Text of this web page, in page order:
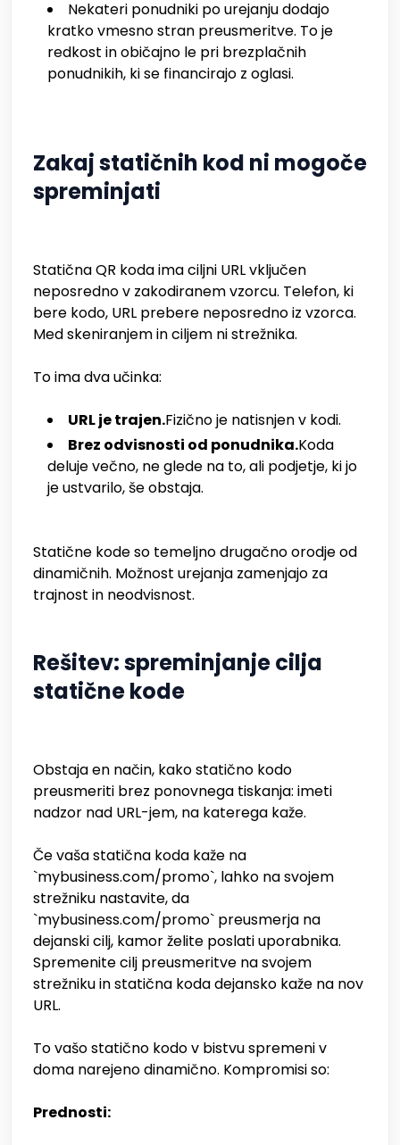
Nekateri ponudniki po urejanju dodajo
kratko vmesno stran preusmeritve. To je
redkost in običajno le pri brezplačnih
ponudnikih, ki se financirajo z oglasi.
Zakaj statičnih kod ni mogoče
spreminjati
Statična QR koda ima ciljni URL vključen
neposredno v zakodiranem vzorcu. Telefon, ki
bere kodo, URL prebere neposredno iz vzorca.
Med skeniranjem in ciljem ni strežnika.
To ima dva učinka:
URL je trajen.Fizično je natisnjen v kodi.
Brez odvisnosti od ponudnika.Koda
deluje večno, ne glede na to, ali podjetje, ki jo
je ustvarilo, še obstaja.
Statične kode so temeljno drugačno orodje od
dinamičnih. Možnost urejanja zamenjajo za
trajnost in neodvisnost.
Rešitev: spreminjanje cilja
statične kode
Obstaja en način, kako statično kodo
preusmeriti brez ponovnega tiskanja: imeti
nadzor nad URL-jem, na katerega kaže.
Če vaša statična koda kaže na
`mybusiness.com/promo`, lahko na svojem
strežniku nastavite, da
`mybusiness.com/promo` preusmerja na
dejanski cilj, kamor želite poslati uporabnika.
Spremenite cilj preusmeritve na svojem
strežniku in statična koda dejansko kaže na nov
URL.
To vašo statično kodo v bistvu spremeni v
doma narejeno dinamično. Kompromisi so:
Prednosti: